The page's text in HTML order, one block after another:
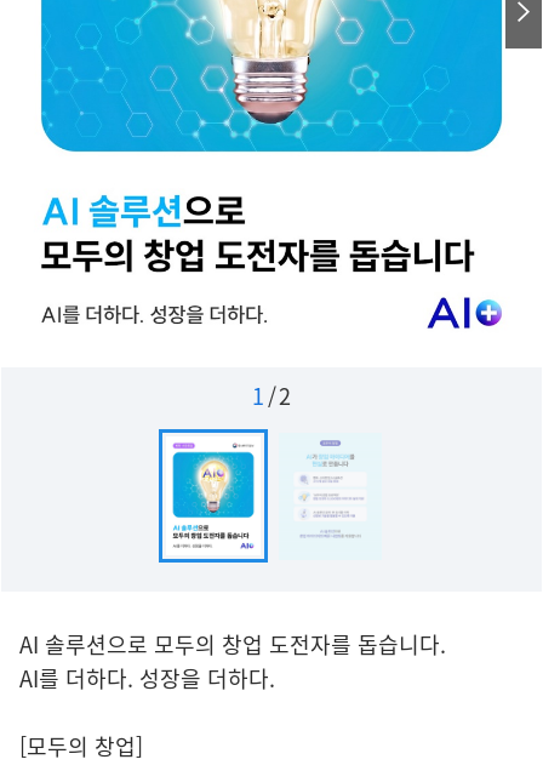
1/2
AI 솔루션으로 모두의 창업 도전자를 돕습니다.
AI를 더하다. 성장을 더하다.
[모두의 창업]